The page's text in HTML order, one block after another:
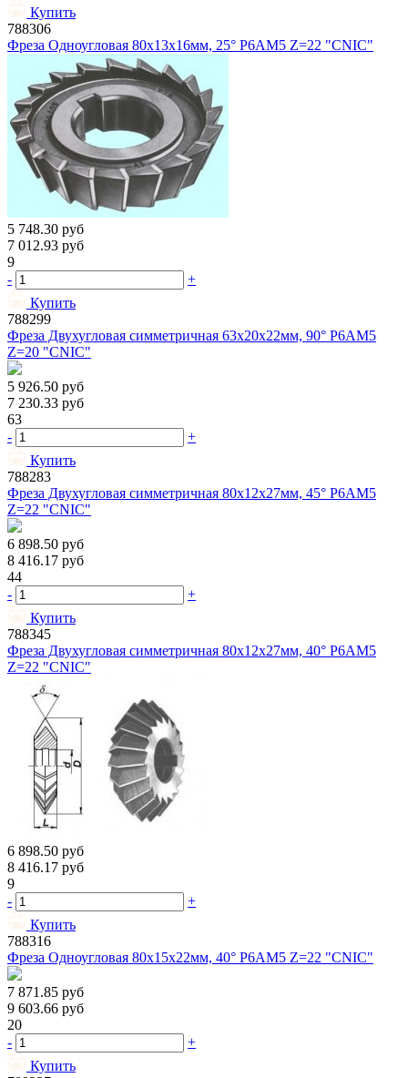
Купить
788306
Фреза Одноугловая 80х13х16мм, 25° Р6АМ5 Z=22 "CNIC"
5 748.30 руб
7 012.93 руб
9
-
+
Купить
788299
Фреза Двухугловая симметричная 63х20х22мм, 90° Р6АМ5
Z=20 "CNIC"
5 926.50 руб
7 230.33 руб
63
-
+
Купить
788283
Фреза Двухугловая симметричная 80х12х27мм, 45° Р6АМ5
Z=22 "CNIC"
6 898.50 руб
8 416.17 руб
44
-
+
Купить
788345
Фреза Двухугловая симметричная 80х12х27мм, 40° Р6АМ5
Z=22 "CNIC"
6 898.50 руб
8 416.17 руб
9
-
+
Купить
788316
Фреза Одноугловая 80х15х22мм, 40° Р6АМ5 Z=22 "CNIC"
7 871.85 руб
9 603.66 руб
20
-
+
Купить